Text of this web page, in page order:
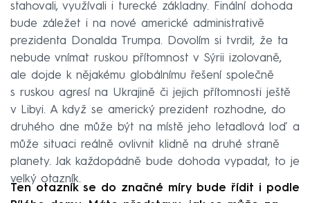
stahovali, využívali i turecké základny. Finální dohoda
bude záležet i na nové americké administrativě
prezidenta Donalda Trumpa. Dovolím si tvrdit, že ta
nebude vnímat ruskou přítomnost v Sýrii izolovaně,
ale dojde k nějakému globálnímu řešení společně
s ruskou agresí na Ukrajině či jejich přítomnosti ještě
v Libyi. A když se americký prezident rozhodne, do
druhého dne může být na místě jeho letadlová loď a
může situaci reálně ovlivnit klidně na druhé straně
planety. Jak každopádně bude dohoda vypadat, to je
velký otazník.
Ten otazník se do značné míry bude řídit i podle